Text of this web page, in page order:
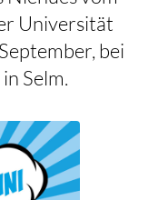
Universität
bei
Selm.